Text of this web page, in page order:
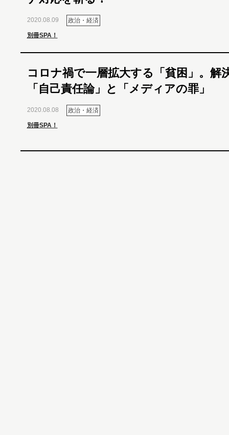
2020.08.09 政治・経済
別冊SPA！
コロナ禍で一層拡大する「貧困」。解
「自己責任論」と「メディアの罪」
2020.08.08 政治・経済
別冊SPA！